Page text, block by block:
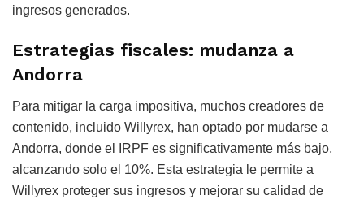
ingresos generados.
Estrategias fiscales: mudanza a
Andorra
Para mitigar la carga impositiva, muchos creadores de
contenido, incluido Willyrex, han optado por mudarse a
Andorra, donde el IRPF es significativamente más bajo,
alcanzando solo el 10%. Esta estrategia le permite a
Willyrex proteger sus ingresos y mejorar su calidad de